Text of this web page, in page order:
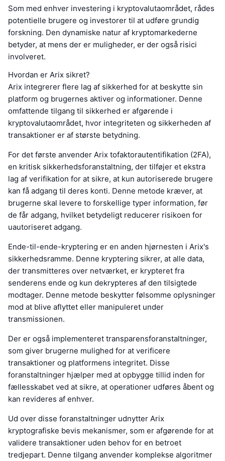
Som med enhver investering i kryptovalutaområdet, rådes
potentielle brugere og investorer til at udføre grundig
forskning. Den dynamiske natur af kryptomarkederne
betyder, at mens der er muligheder, er der også risici
involveret.
Hvordan er Arix sikret?
Arix integrerer flere lag af sikkerhed for at beskytte sin
platform og brugernes aktiver og informationer. Denne
omfattende tilgang til sikkerhed er afgørende i
kryptovalutaområdet, hvor integriteten og sikkerheden af
transaktioner er af største betydning.
For det første anvender Arix tofaktorautentifikation (2FA),
en kritisk sikkerhedsforanstaltning, der tilføjer et ekstra
lag af verifikation for at sikre, at kun autoriserede brugere
kan få adgang til deres konti. Denne metode kræver, at
brugerne skal levere to forskellige typer information, før
de får adgang, hvilket betydeligt reducerer risikoen for
uautoriseret adgang.
Ende-til-ende-kryptering er en anden hjørnesten i Arix's
sikkerhedsramme. Denne kryptering sikrer, at alle data,
der transmitteres over netværket, er krypteret fra
senderens ende og kun dekrypteres af den tilsigtede
modtager. Denne metode beskytter følsomme oplysninger
mod at blive aflyttet eller manipuleret under
transmissionen.
Der er også implementeret transparensforanstaltninger,
som giver brugerne mulighed for at verificere
transaktioner og platformens integritet. Disse
foranstaltninger hjælper med at opbygge tillid inden for
fællesskabet ved at sikre, at operationer udføres åbent og
kan revideres af enhver.
Ud over disse foranstaltninger udnytter Arix
kryptografiske bevis mekanismer, som er afgørende for at
validere transaktioner uden behov for en betroet
tredjepart. Denne tilgang anvender komplekse algoritmer